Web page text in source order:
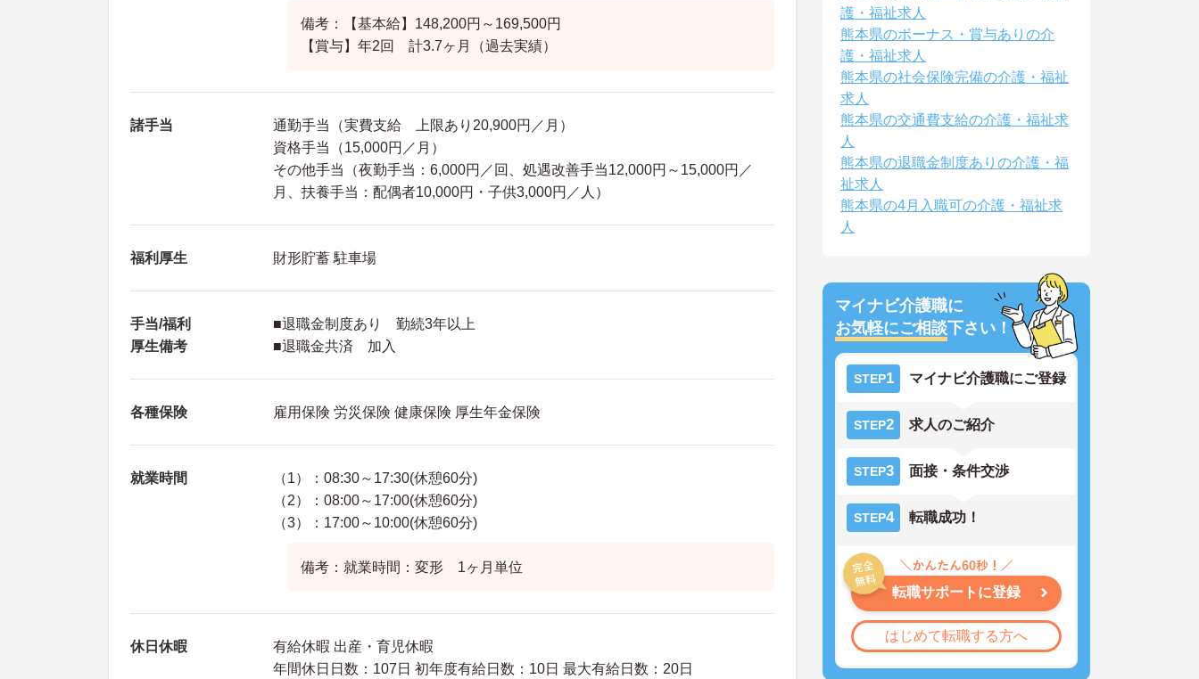
備考：【基本給】148,200円～169,500円
【賞与】年2回 計3.7ヶ月（過去実績）
諸手当
通勤手当（実費支給 上限あり20,900円／月）
資格手当（15,000円／月）
その他手当（夜勤手当：6,000円／回、処遇改善手当12,000円～15,000円／
月、扶養手当：配偶者10,000円・子供3,000円／人）
福利厚生 財形貯蓄 駐車場
手当/福利
厚生備考
■退職金制度あり 勤続3年以上
■退職金共済 加入
各種保険 雇用保険 労災保険 健康保険 厚生年金保険
就業時間
（1）：08:30～17:30(休憩60分)
（2）：08:00～17:00(休憩60分)
（3）：17:00～10:00(休憩60分)
備考：就業時間：変形 1ヶ月単位
休日休暇
有給休暇 出産・育児休暇
年間休日日数：107日 初年度有給日数：10日 最大有給日数：20日
護・福祉求人
熊本県のボーナス・賞与ありの介
護・福祉求人
熊本県の社会保険完備の介護・福祉
求人
熊本県の交通費支給の介護・福祉求
人
熊本県の退職金制度ありの介護・福
祉求人
熊本県の4月入職可の介護・福祉求
人
マイナビ介護職に
お気軽にご相談下さい！
STEP1 マイナビ介護職にご登録
STEP2 求人のご紹介
STEP3 面接・条件交渉
STEP4 転職成功！
転職サポートに登録
はじめて転職する方へ